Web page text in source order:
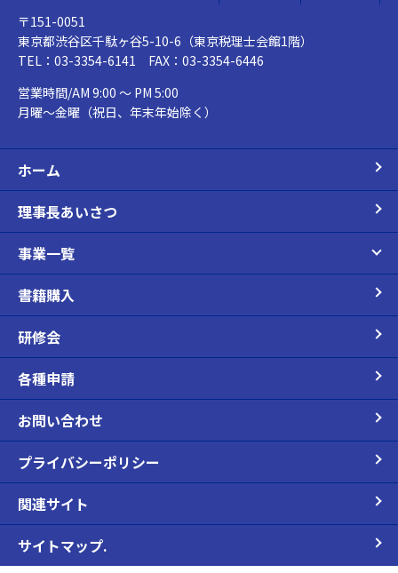
〒151-0051
東京都渋谷区千駄ヶ谷5-10-6（東京税理士会館1階）
TEL：03-3354-6141 FAX：03-3354-6446
営業時間/AM 9:00 ～ PM 5:00
月曜～金曜（祝日、年末年始除く）
ホーム
理事長あいさつ
事業一覧
書籍購入
研修会
各種申請
お問い合わせ
プライバシーポリシー
関連サイト
サイトマップ.